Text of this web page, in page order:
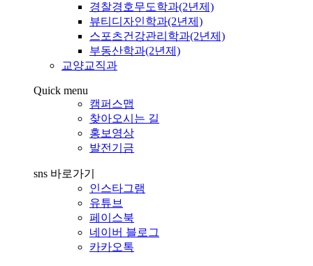
경찰경호무도학과(2년제)
뷰티디자인학과(2년제)
스포츠건강관리학과(2년제)
부동산학과(2년제)
교양교직과
Quick menu
캠퍼스맵
찾아오시는 길
홍보영상
발전기금
sns 바로가기
인스타그램
유튜브
페이스북
네이버 블로그
카카오톡